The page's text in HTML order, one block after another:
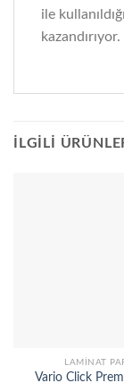
ile
kazandırıyor.
İLGILI
LAMINAT
Vario Click